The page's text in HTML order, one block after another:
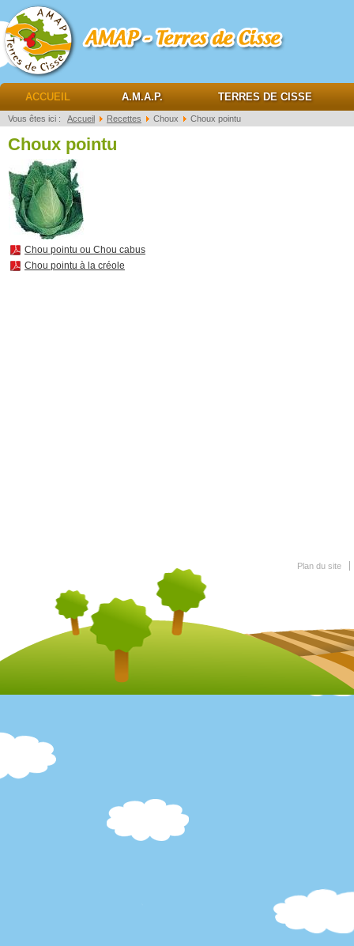
AMAP Terres de cisse
ACCUEIL A.M.A.P. TERRES DE CISSE
Vous êtes ici : Accueil Recettes Choux Choux pointu
Choux pointu
Chou pointu ou Chou cabus
Chou pointu à la créole
Plan du site